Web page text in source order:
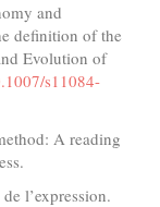
and
definition of the
Evolution of
s11084-
A reading
l’expression.